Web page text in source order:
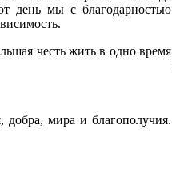
день мы с благодарностью
честь жить в одно время
мира и благополучия.